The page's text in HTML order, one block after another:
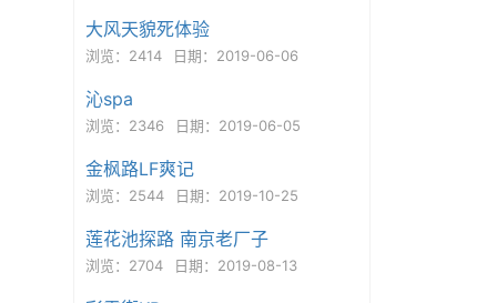
大风天貌死体验
浏览：2414 日期：2019-06-06
沁spa
浏览：2346 日期：2019-06-05
金枫路LF爽记
浏览：2544 日期：2019-10-25
莲花池探路 南京老厂子
浏览：2704 日期：2019-08-13